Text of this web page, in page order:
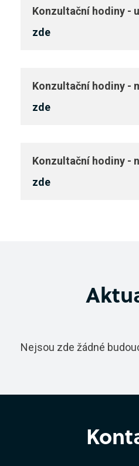
Uměleckořemeslné
Sklář - výrobce a
Užitá malba
Kontakty
vyhledávání
Virtuální
Konzultační hodiny -
zde
Konzultační hodiny -
zde
Konzultační hodiny -
zde
Nejsou zde žádné